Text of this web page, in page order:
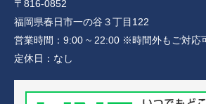
〒816-0852
福岡県春日市一の谷３丁目122
営業時間： 9:00 ~ 22:00 ※時間外もご対応
定休日： なし